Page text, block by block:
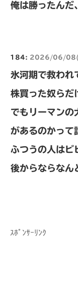
俺は勝ったんだ
184: 2026/06/08(
氷河期で救われ
株買った奴らだ
でもリーマンの
があるのかって
ふつうの人はビ
後からならなん
ｽﾎﾟﾝｻｰﾘﾝｸ